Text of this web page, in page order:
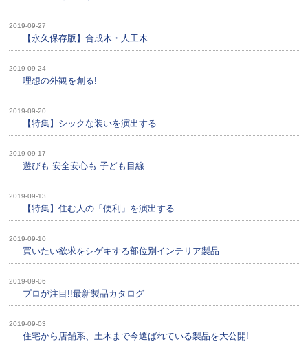
2019-09-27
【永久保存版】合成木・人工木
2019-09-24
理想の外観を創る!
2019-09-20
【特集】シックな装いを演出する
2019-09-17
遊びも 安全安心も 子ども目線
2019-09-13
【特集】住む人の「便利」を演出する
2019-09-10
買いたい欲求をシゲキする部位別インテリア製品
2019-09-06
プロが注目!!最新製品カタログ
2019-09-03
住宅から店舗系、土木まで今選ばれている製品を大公開!